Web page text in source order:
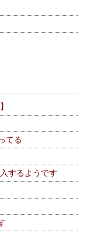
てる
するようです